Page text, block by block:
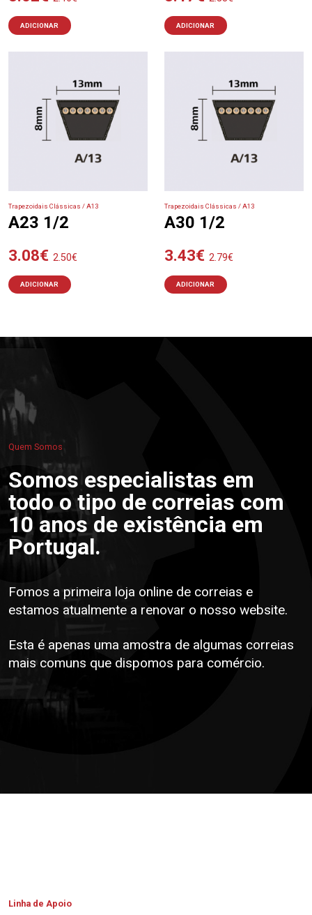
ADICIONAR ADICIONAR
Trapezoidais Clássicas / A13
A23 1/2
3.08€ 2.50€
ADICIONAR
Trapezoidais Clássicas / A13
A30 1/2
3.43€ 2.79€
ADICIONAR
Quem Somos
Somos especialistas em
todo o tipo de correias com
10 anos de existência em
Portugal.
Fomos a primeira loja online de correias e
estamos atualmente a renovar o nosso website.
Esta é apenas uma amostra de algumas correias
mais comuns que dispomos para comércio.
Linha de Apoio